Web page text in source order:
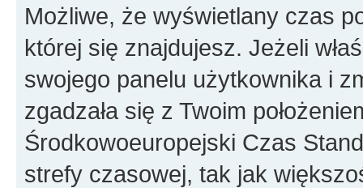
Możliwe, że wyświetlany czas
której się znajdujesz. Jeżeli
swojego panelu użytkownika i
zgadzała się z Twoim
Środkowoeuropejski Czas
strefy czasowej, tak jak